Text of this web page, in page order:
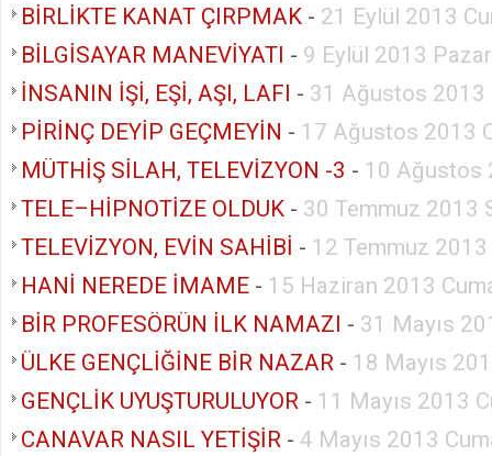
BİRLİKTE KANAT ÇIRPMAK - 21 Eylül 2013
BİLGİSAYAR MANEVİYATI - 9 Eylül 2013
İNSANIN İŞİ, EŞİ, AŞI, LAFI - 31 Ağustos 2013
PİRİNÇ DEYİP GEÇMEYİN - 17 Ağustos 2013
MÜTHİŞ SİLAH, TELEVİZYON -3 - 10 Ağustos
TELE–HİPNOTİZE OLDUK - 30 Temmuz 2013
TELEVİZYON, EVİN SAHİBİ - 12 Temmuz 2013
HANİ NEREDE İMAME - 15 Haziran 2013
BİR PROFESÖRÜN İLK NAMAZI - 31 Mayıs
ÜLKE GENÇLİĞİNE BİR NAZAR - 18 Mayıs
GENÇLİK UYUŞTURULUYOR - 11 Mayıs 2013
CANAVAR NASIL YETİŞİR - 4 Mayıs 2013